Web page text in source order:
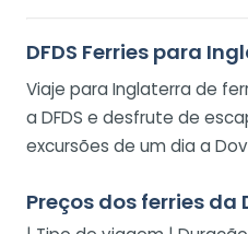
DFDS Ferries para
Viaje para Inglaterra de
a DFDS e desfrute de
excursões de um dia a
Preços dos ferries da